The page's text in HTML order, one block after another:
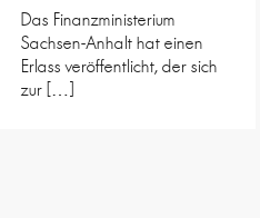
Das Finanzministerium
Sachsen-Anhalt hat einen
Erlass veröffentlicht, der sich
zur […]